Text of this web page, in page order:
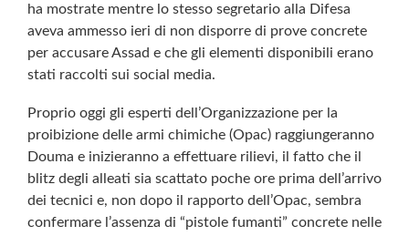
ha mostrate mentre lo stesso segretario alla Difesa
aveva ammesso ieri di non disporre di prove concrete
per accusare Assad e che gli elementi disponibili erano
stati raccolti sui social media.
Proprio oggi gli esperti dell’Organizzazione per la
proibizione delle armi chimiche (Opac) raggiungeranno
Douma e inizieranno a effettuare rilievi, il fatto che il
blitz degli alleati sia scattato poche ore prima dell’arrivo
dei tecnici e, non dopo il rapporto dell’Opac, sembra
confermare l’assenza di “pistole fumanti” concrete nelle